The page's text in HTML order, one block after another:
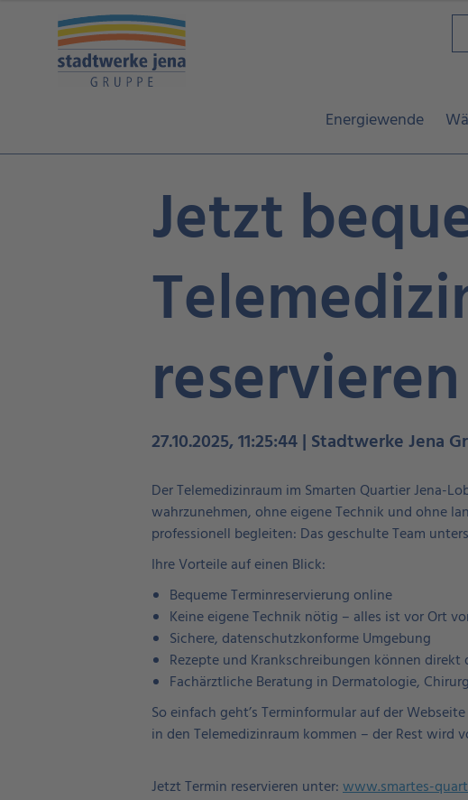
Energiewende
Jetzt
reservieren
27.10.2025, 11:25:44 | Stadtwerke
Der Telemedizinraum im Smarten Quartier Jena-
wahrzunehmen, ohne eigene Technik und ohne
professionell begleiten: Das geschulte Team
Ihre Vorteile auf einen Blick:
Bequeme Terminreservierung online
Keine eigene Technik nötig – alles ist vor Ort
Sichere, datenschutzkonforme Umgebung
Rezepte und Krankschreibungen können
Fachärztliche Beratung in Dermatologie,
So einfach geht’s Terminformular auf der
in den Telemedizinraum kommen – der Rest wird
Jetzt Termin reservieren unter:www.smartes-